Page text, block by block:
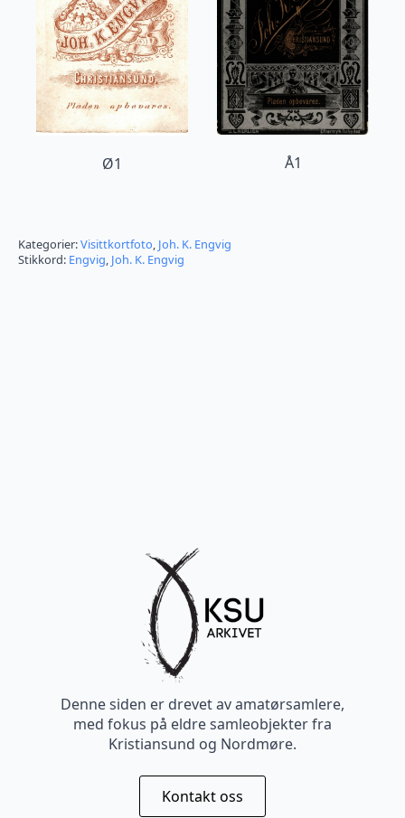
Ø1 Å1
Kategorier:Visittkortfoto, Joh. K. Engvig
Stikkord: Engvig, Joh. K. Engvig
Denne siden er drevet av amatørsamlere,
med fokus på eldre samleobjekter fra
Kristiansund og Nordmøre.
Kontakt oss